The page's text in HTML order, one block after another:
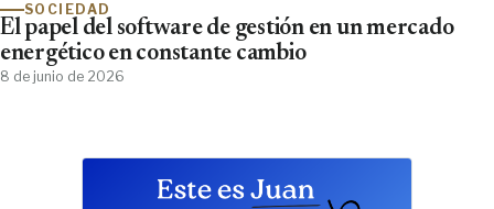
SOCIEDAD
El papel del software de gestión en un mercado
energético en constante cambio
8 de junio de 2026